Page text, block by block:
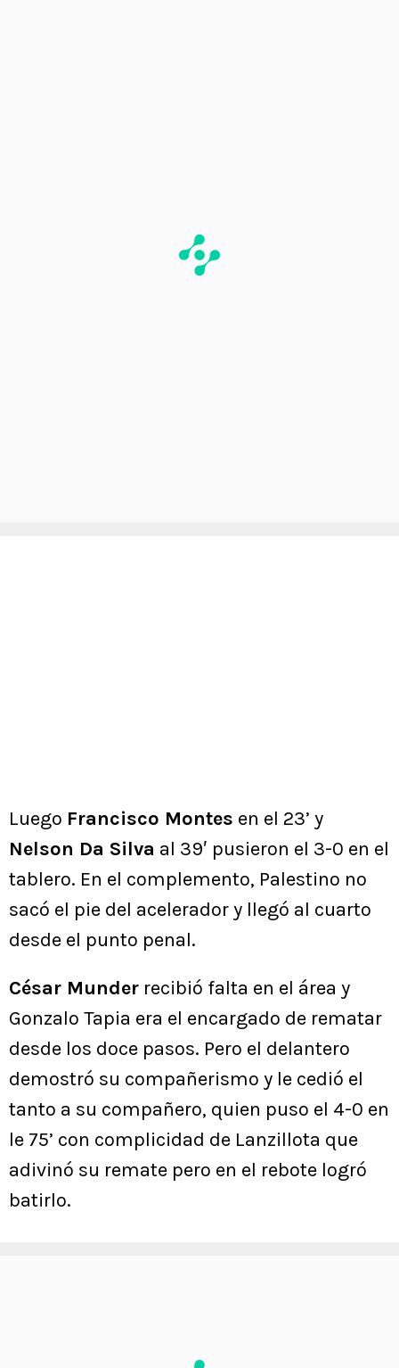
Luego Francisco Montes en el 23’ y
Nelson Da Silva al 39′ pusieron el 3-0 en el
tablero. En el complemento, Palestino no
sacó el pie del acelerador y llegó al cuarto
desde el punto penal.
César Munder recibió falta en el área y
Gonzalo Tapia era el encargado de rematar
desde los doce pasos. Pero el delantero
demostró su compañerismo y le cedió el
tanto a su compañero, quien puso el 4-0 en
le 75’ con complicidad de Lanzillota que
adivinó su remate pero en el rebote logró
batirlo.